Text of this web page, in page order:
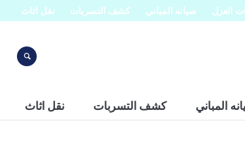
العزل صيانه المباني كشف التسربات نقل اثاث
المباني كشف التسربات نقل اثاث